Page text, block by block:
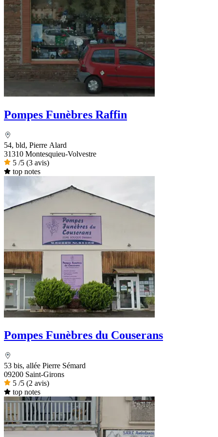
Pompes Funèbres Raffin
54, bld, Pierre Alard
31310 Montesquieu-Volvestre
5 /5 (3 avis)
top notes
Pompes Funèbres du Couserans
53 bis, allée Pierre Sémard
09200 Saint-Girons
5 /5 (2 avis)
top notes